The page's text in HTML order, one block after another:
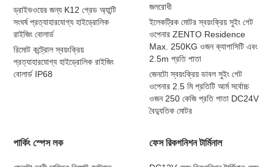
ড্রাইভওয়ের জন্য K12 গ্রেড অ্যান্টি
সংঘর্ষ প্রত্যাহারযোগ্য হাইড্রোলিক
রাইজিং বোলার্ড
রিমোট কন্ট্রোল স্বয়ংক্রিয়
প্রত্যাহারযোগ্য হাইড্রোলিক রাইজিং
বোলার্ড IP68
জলরোধী
ইলেকট্রিক মোটর স্বয়ংক্রিয় সুইং গেট
ওপেনার ZENTO Residence
Max. 250KG ওজন ক্যাপাসিটি এবং
2.5m প্রতি পাতা
জেনটো স্বয়ংক্রিয় ডাবল সুইং গেট
ওপেনার 2.5 মি প্রতিটি আর্ম সর্বোচ্চ
ওজন 250 কেজি প্রতি পাতা DC24V
বৈদ্যুতিক মোটর
পার্কিং স্পেস লক ফেস রিকগনিশন টার্মিনাল